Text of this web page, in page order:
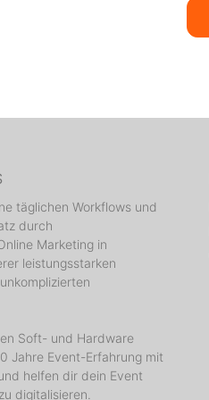
täglichen Workflows und
durch
Marketing in
leistungsstarken
Soft- und Hardware
Jahre Event-Erfahrung mit
helfen dir dein Event
digitalisieren.